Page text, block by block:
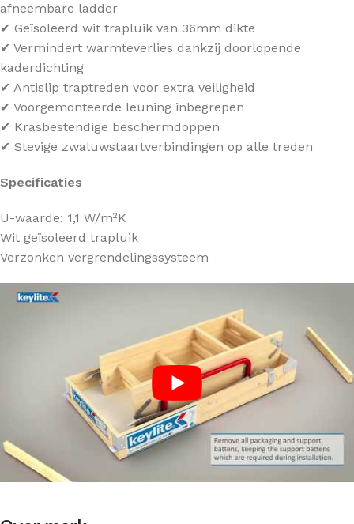
afneembare ladder
✔ Geïsoleerd wit trapluik van 36mm dikte
✔ Vermindert warmteverlies dankzij doorlopende
kaderdichting
✔ Antislip traptreden voor extra veiligheid
✔ Voorgemonteerde leuning inbegrepen
✔ Krasbestendige beschermdoppen
✔ Stevige zwaluwstaartverbindingen op alle treden
Specificaties
U-waarde: 1,1 W/m²K
Wit geïsoleerd trapluik
Verzonken vergrendelingssysteem